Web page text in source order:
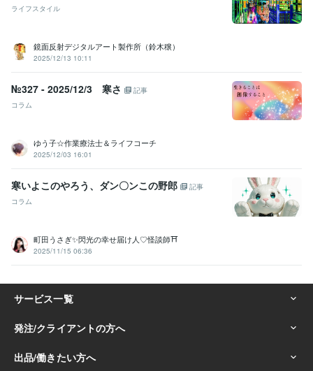
ライフスタイル
鏡面反射デジタルアート製作所（鈴木穣）
2025/12/13 10:11
№327 - 2025/12/3 寒さ
記事
コラム
ゆう子☆作業療法士＆ライフコーチ
2025/12/03 16:01
寒いよこのやろう、ダン〇ンこの野郎
記事
コラム
町田うさぎ✨閃光の幸せ届け人♡怪談師⛩️
2025/11/15 06:36